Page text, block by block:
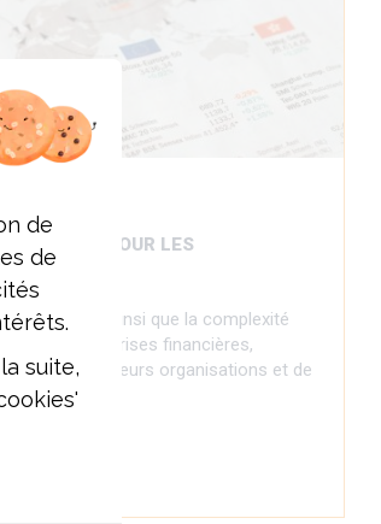
ENJEUX POUR LES
règlements ainsi que la complexité
aux entreprises financières,
de leurs organisations et de
de
de
suite,